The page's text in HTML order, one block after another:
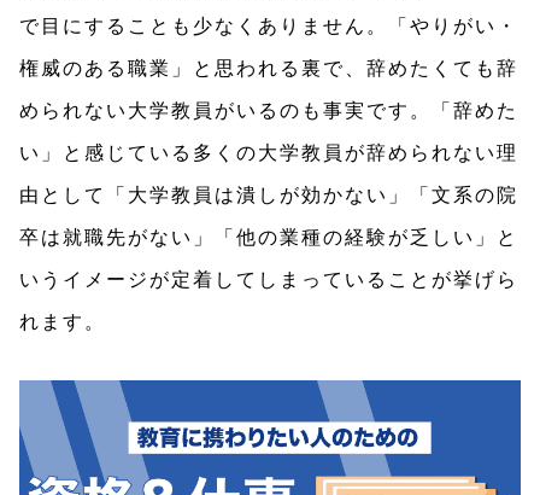
で目にすることも少なくありません。「やりがい・
権威のある職業」と思われる裏で、辞めたくても辞
められない大学教員がいるのも事実です。「辞めた
い」と感じている多くの大学教員が辞められない理
由として「大学教員は潰しが効かない」「文系の院
卒は就職先がない」「他の業種の経験が乏しい」と
いうイメージが定着してしまっていることが挙げら
れます。